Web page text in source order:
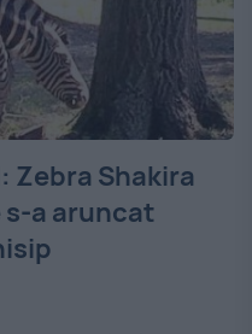
Zebra Shakira
s-a aruncat